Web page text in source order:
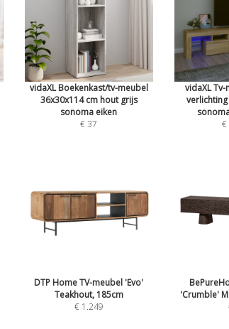
vidaXL Boekenkast/tv-meubel
36x30x114 cm hout grijs
sonoma eiken
€ 37
vidaXL Tv-
€
DTP Home TV-meubel 'Evo'
Teakhout, 185cm
€ 1.249
'Crumble'